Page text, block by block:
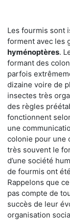
Les fourmis sont
forment avec les
hyménoptères.
formant des
parfois
dizaine voire de
insectes très
des règles
fonctionnent
une
colonie pour une
très souvent le
d’une société
de fourmis ont
Rappelons que
pas compte de
succès de leur
organisation